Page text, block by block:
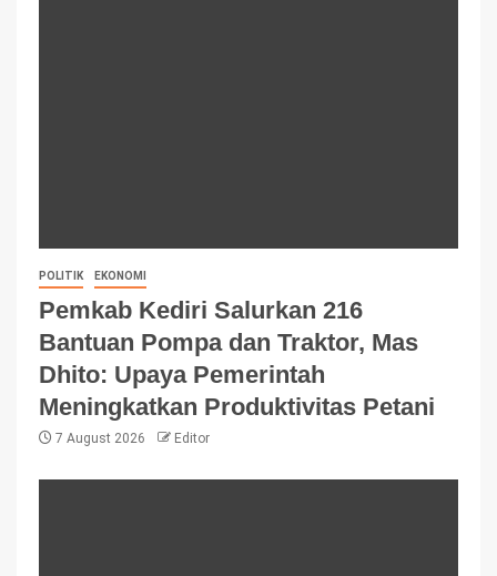
POLITIK EKONOMI
Pemkab Kediri Salurkan 216
Bantuan Pompa dan Traktor, Mas
Dhito: Upaya Pemerintah
Meningkatkan Produktivitas Petani
7 August 2026 Editor